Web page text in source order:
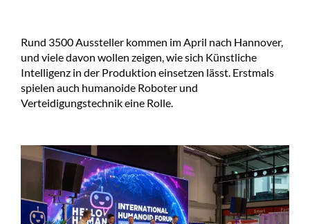
Rund 3500 Aussteller kommen im April nach Hannover,
und viele davon wollen zeigen, wie sich Künstliche
Intelligenz in der Produktion einsetzen lässt. Erstmals
spielen auch humanoide Roboter und
Verteidigungstechnik eine Rolle.